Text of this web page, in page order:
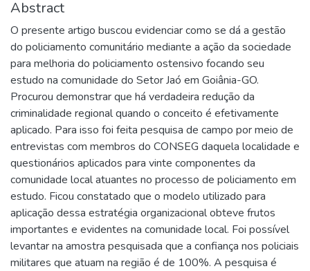
Abstract
O presente artigo buscou evidenciar como se dá a gestão
do policiamento comunitário mediante a ação da sociedade
para melhoria do policiamento ostensivo focando seu
estudo na comunidade do Setor Jaó em Goiânia-GO.
Procurou demonstrar que há verdadeira redução da
criminalidade regional quando o conceito é efetivamente
aplicado. Para isso foi feita pesquisa de campo por meio de
entrevistas com membros do CONSEG daquela localidade e
questionários aplicados para vinte componentes da
comunidade local atuantes no processo de policiamento em
estudo. Ficou constatado que o modelo utilizado para
aplicação dessa estratégia organizacional obteve frutos
importantes e evidentes na comunidade local. Foi possível
levantar na amostra pesquisada que a confiança nos policiais
militares que atuam na região é de 100%. A pesquisa é